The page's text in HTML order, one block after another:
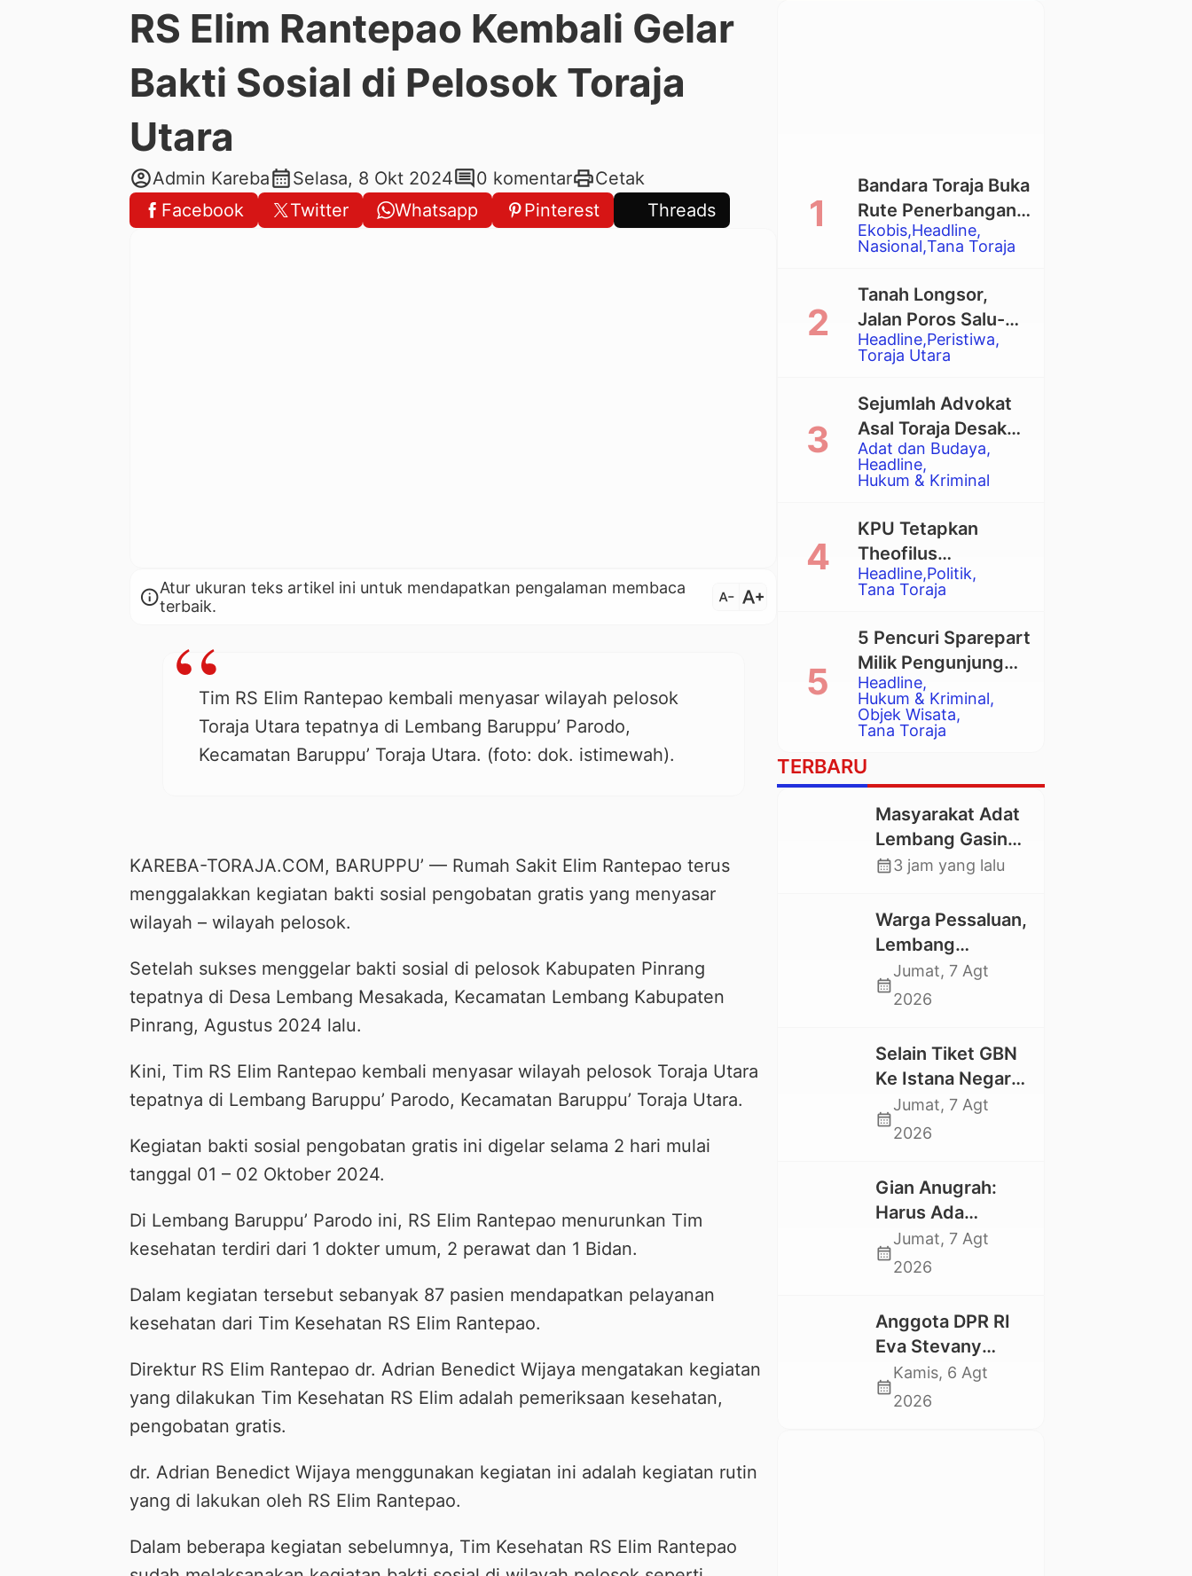
RS Elim Rantepao Kembali Gelar
Bakti Sosial di Pelosok Toraja
Utara
account_circleAdmin Karebacalendar_monthSelasa, 8 Okt 2024comment0 komentarprintCetak
Facebook
Twitter Whatsapp Pinterest Threads
infoAtur ukuran teks artikel ini untuk mendapatkan pengalaman membaca
terbaik.
text_decrease text_increase
Tim RS Elim Rantepao kembali menyasar wilayah pelosok
Toraja Utara tepatnya di Lembang Baruppu’ Parodo,
Kecamatan Baruppu’ Toraja Utara. (foto: dok. istimewah).
KAREBA-TORAJA.COM, BARUPPU’ — Rumah Sakit Elim Rantepao terus
menggalakkan kegiatan bakti sosial pengobatan gratis yang menyasar
wilayah – wilayah pelosok.
Setelah sukses menggelar bakti sosial di pelosok Kabupaten Pinrang
tepatnya di Desa Lembang Mesakada, Kecamatan Lembang Kabupaten
Pinrang, Agustus 2024 lalu.
Kini, Tim RS Elim Rantepao kembali menyasar wilayah pelosok Toraja Utara
tepatnya di Lembang Baruppu’ Parodo, Kecamatan Baruppu’ Toraja Utara.
Kegiatan bakti sosial pengobatan gratis ini digelar selama 2 hari mulai
tanggal 01 – 02 Oktober 2024.
Di Lembang Baruppu’ Parodo ini, RS Elim Rantepao menurunkan Tim
kesehatan terdiri dari 1 dokter umum, 2 perawat dan 1 Bidan.
Dalam kegiatan tersebut sebanyak 87 pasien mendapatkan pelayanan
kesehatan dari Tim Kesehatan RS Elim Rantepao.
Direktur RS Elim Rantepao dr. Adrian Benedict Wijaya mengatakan kegiatan
yang dilakukan Tim Kesehatan RS Elim adalah pemeriksaan kesehatan,
pengobatan gratis.
dr. Adrian Benedict Wijaya menggunakan kegiatan ini adalah kegiatan rutin
yang di lakukan oleh RS Elim Rantepao.
Dalam beberapa kegiatan sebelumnya, Tim Kesehatan RS Elim Rantepao
Ekobis Headline
Nasional Tana Toraja
Bandara Toraja Buka
Rute Penerbangan
Langsung Toraja-
Balikpapan
Headline Peristiwa
Toraja Utara
Tanah Longsor,
Jalan Poros Salu-
Dende’ Tertutup
Total
Adat dan Budaya
Headline
Hukum & Kriminal
Sejumlah Advokat
Asal Toraja Desak
Mahkamah Agung
Larang Penggunaan
Eksekusi Rumah
Adat Tongkonan
Headline Politik
Tana Toraja
KPU Tetapkan
Theofilus
Allorerung dan
Zadrak Tombe
sebagai Bupati dan
Wakil Bupati Tana
Toraja Terpilih
Headline
Hukum & Kriminal
Objek Wisata
Tana Toraja
5 Pencuri Sparepart
Milik Pengunjung
Objek Wisata
Pango-Pango
Ditangkap Polisi
TERBARU
Masyarakat Adat
Lembang Gasing
Mengkendek Usir
yang Rusak
Kawasan Hutan
calendar_month3 jam yang lalu
Warga Pessaluan,
Lembang
Gandangbatu
Swadaya Cor
calendar_month
Jumat, 7 Agt
2026
Selain Tiket GBN
Ke Istana Negara,
Mahasiswa UKI
Toraja Oktavia
Pekan Seni
Mahasiswa
calendar_month
Jumat, 7 Agt
2026
Gian Anugrah:
Harus Ada
Kepastian Hukum
Hilangnya Stoner,
tidak Larut dalam
Trauma dan
Kesedihan
Berkepanjangan
calendar_month
Jumat, 7 Agt
2026
Anggota DPR RI
Eva Stevany
Rataba Salurkan
Bantuan Bagi
calendar_month
Kamis, 6 Agt
2026